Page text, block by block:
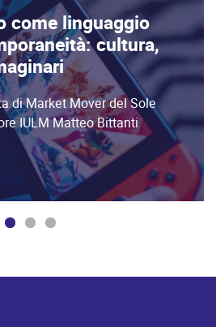
come linguaggio
cultura,
di Market Mover del Sole
IULM Matteo Bittanti